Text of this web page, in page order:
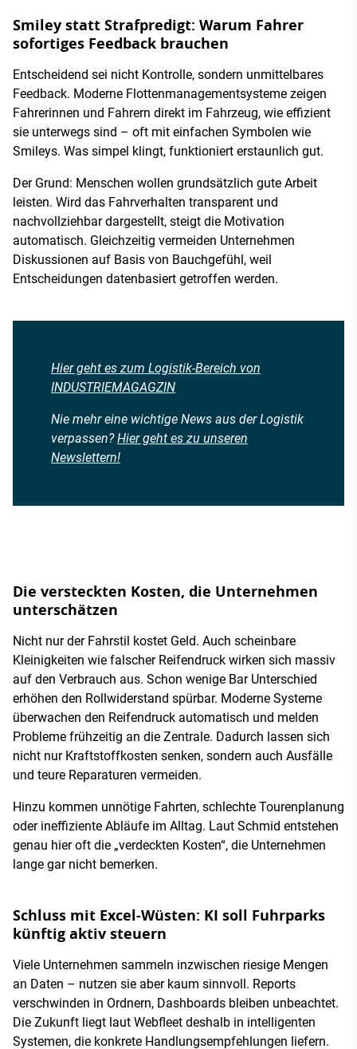
Smiley statt Strafpredigt: Warum Fahrer
sofortiges Feedback brauchen
Entscheidend sei nicht Kontrolle, sondern unmittelbares
Feedback. Moderne Flottenmanagementsysteme zeigen
Fahrerinnen und Fahrern direkt im Fahrzeug, wie effizient
sie unterwegs sind – oft mit einfachen Symbolen wie
Smileys. Was simpel klingt, funktioniert erstaunlich gut.
Der Grund: Menschen wollen grundsätzlich gute Arbeit
leisten. Wird das Fahrverhalten transparent und
nachvollziehbar dargestellt, steigt die Motivation
automatisch. Gleichzeitig vermeiden Unternehmen
Diskussionen auf Basis von Bauchgefühl, weil
Entscheidungen datenbasiert getroffen werden.
Hier geht es zum Logistik-Bereich von
INDUSTRIEMAGAGZIN
Nie mehr eine wichtige News aus der Logistik
verpassen?Hier geht es zu unseren
Newslettern!
Die versteckten Kosten, die Unternehmen
unterschätzen
Nicht nur der Fahrstil kostet Geld. Auch scheinbare
Kleinigkeiten wie falscher Reifendruck wirken sich massiv
auf den Verbrauch aus. Schon wenige Bar Unterschied
erhöhen den Rollwiderstand spürbar. Moderne Systeme
überwachen den Reifendruck automatisch und melden
Probleme frühzeitig an die Zentrale. Dadurch lassen sich
nicht nur Kraftstoffkosten senken, sondern auch Ausfälle
und teure Reparaturen vermeiden.
Hinzu kommen unnötige Fahrten, schlechte Tourenplanung
oder ineffiziente Abläufe im Alltag. Laut Schmid entstehen
genau hier oft die „verdeckten Kosten“, die Unternehmen
lange gar nicht bemerken.
Schluss mit Excel-Wüsten: KI soll Fuhrparks
künftig aktiv steuern
Viele Unternehmen sammeln inzwischen riesige Mengen
an Daten – nutzen sie aber kaum sinnvoll. Reports
verschwinden in Ordnern, Dashboards bleiben unbeachtet.
Die Zukunft liegt laut Webfleet deshalb in intelligenten
Systemen, die konkrete Handlungsempfehlungen liefern.